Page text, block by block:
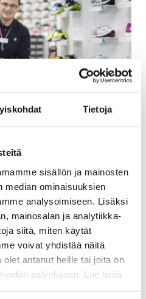
Tietoja
sisällön ja mainosten
median ominaisuuksien
analysoimiseen. Lisäksi
mainosalan ja analytiikka-
siitä, miten käytät
voivat yhdistää näitä
antanut heille tai joita on
palvelujaan. Lue lisää
Finland
tarjota
saman
asiakkaille.
Intersport on
joka…